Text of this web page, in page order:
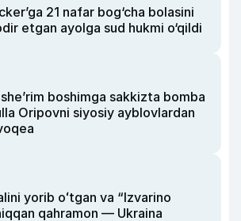
21 nafar bog‘cha bolasini
etgan ayolga sud hukmi o‘qildi
boshimga sakkizta bomba
Oripovni siyosiy ayblovlardan
yorib oʻtgan va “Izvarino
qahramon — Ukraina